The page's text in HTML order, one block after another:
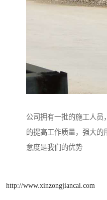
公司拥有一批的施工人员
的提高工作质量，强大的
意度是我们的优势
http://www.xinzongjiancai.com